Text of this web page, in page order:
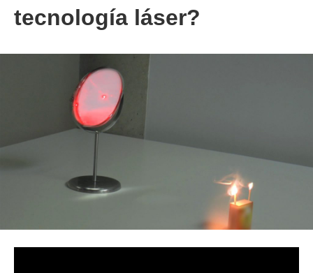
tecnología láser?